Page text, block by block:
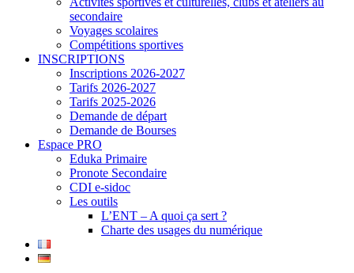
secondaire
Voyages scolaires
Compétitions sportives
INSCRIPTIONS
Inscriptions 2026-2027
Tarifs 2026-2027
Tarifs 2025-2026
Demande de départ
Demande de Bourses
Espace PRO
Eduka Primaire
Pronote Secondaire
CDI e-sidoc
Les outils
L’ENT – A quoi ça sert ?
Charte des usages du numérique